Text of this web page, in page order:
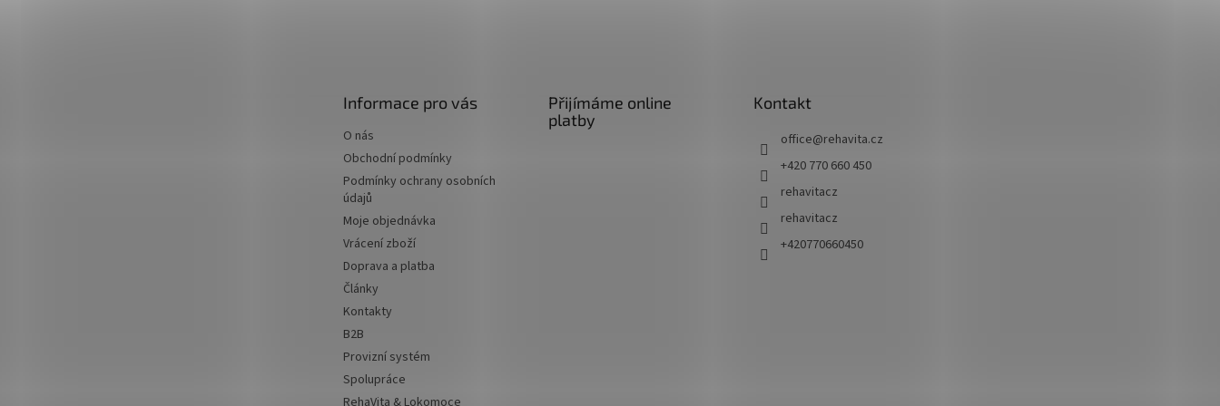
Informace pro vás
O nás
Obchodní podmínky
Podmínky ochrany osobních
údajů
Moje objednávka
Vrácení zboží
Doprava a platba
Články
Kontakty
B2B
Provizní systém
Spolupráce
Přijímáme online
platby
Kontakt
office@rehavita.cz
+420 770 660 450
rehavitacz
rehavitacz
+420770660450